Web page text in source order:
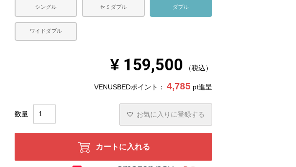
シングル セミダブル ダブル
ワイドダブル
¥ 159,500 税込
VENUSBEDポイント： 4,785 pt進呈
お気に入りに登録する
カートに入れる